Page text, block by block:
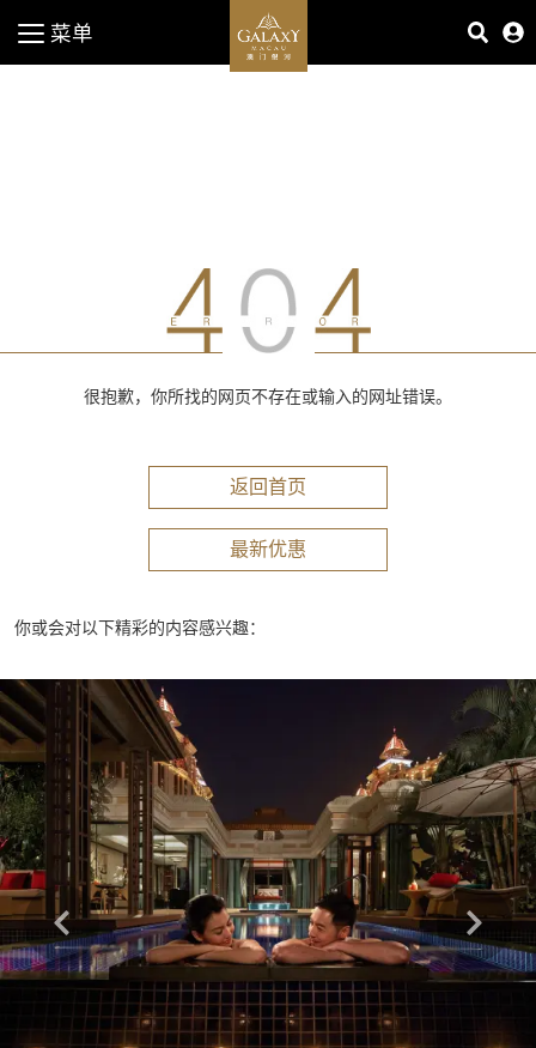
菜单
很抱歉，你所找的网页不存在或输入的网址错误。
返回首页
最新优惠
你或会对以下精彩的内容感兴趣：
Learn more